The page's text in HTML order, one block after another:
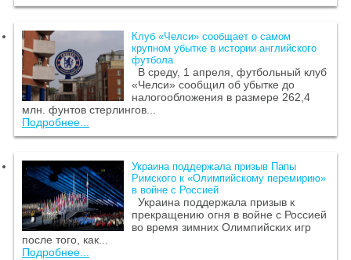
Клуб «Челси» сообщает о самом
крупном убытке в истории английского
футбола
В среду, 1 апреля, футбольный клуб
«Челси» сообщил об убытке до
налогообложения в размере 262,4
млн. фунтов стерлингов...
Подробнее...
Украина поддержала призыв Папы
Римского к «Олимпийскому перемирию»
в войне с Россией
Украина поддержала призыв к
прекращению огня в войне с Россией
во время зимних Олимпийских игр
после того, как...
Подробнее...